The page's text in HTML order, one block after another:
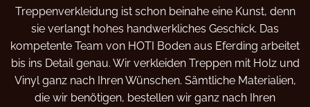
Treppenverkleidung ist schon beinahe eine Kunst, denn
sie verlangt hohes handwerkliches Geschick. Das
kompetente Team von HOTI Boden aus Eferding arbeitet
bis ins Detail genau. Wir verkleiden Treppen mit Holz und
Vinyl ganz nach Ihren Wünschen. Sämtliche Materialien,
die wir benötigen, bestellen wir ganz nach Ihren